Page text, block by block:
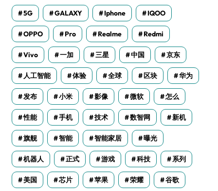
5G GALAXY Iphone IQOO
OPPO Pro Realme Redmi
Vivo 一加 三星 中国 京东
人工智能 体验 全球 区块 华为
发布 小米 影像 微软 怎么
性能 手机 技术 数智网 新机
旗舰 智能 智能家居 曝光
机器人 正式 游戏 科技 系列
美国 芯片 苹果 荣耀 谷歌